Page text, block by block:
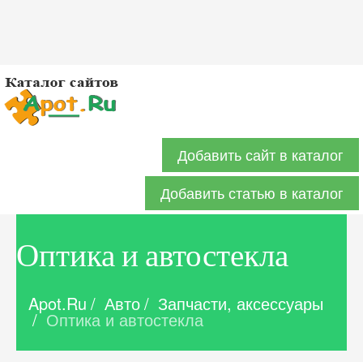
Добавить сайт в каталог
Добавить статью в каталог
Оптика и автостекла
Apot.Ru / Авто/ Запчасти, аксессуары
/ Оптика и автостекла